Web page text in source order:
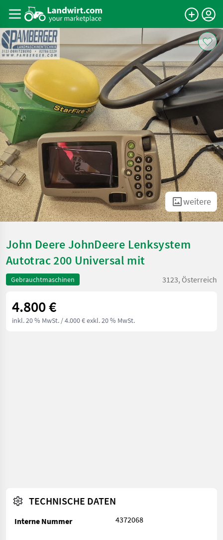
weitere
John Deere JohnDeere Lenksystem
Autotrac 200 Universal mit
Gebrauchtmaschinen 3123, Österreich
4.800 €
inkl. 20 % MwSt. / 4.000 € exkl. 20 % MwSt.
TECHNISCHE DATEN
Interne Nummer 4372068